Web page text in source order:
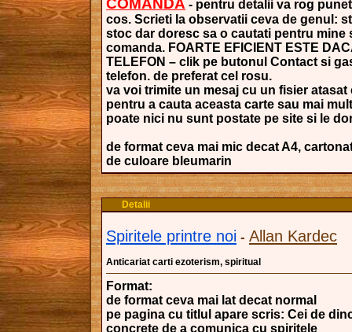
COMANDA - pentru detalii va rog
cos. Scrieti la observatii ceva de genul:
stoc dar doresc sa o cautati pentru mine
comanda. FOARTE EFICIENT ESTE
TELEFON – clik pe butonul Contact si
telefon. de preferat cel rosu.
va voi trimite un mesaj cu un fisier
pentru a cauta aceasta carte sau mai
poate nici nu sunt postate pe site si le
de format ceva mai mic decat A4,
de culoare bleumarin
Detalii
Spiritele printre noi - Allan Kardec
Anticariat carti ezoterism, spiritual
Format:
de format ceva mai lat decat normal
pe pagina cu titlul apare scris: Cei de
concrete de a comunica cu spiritele